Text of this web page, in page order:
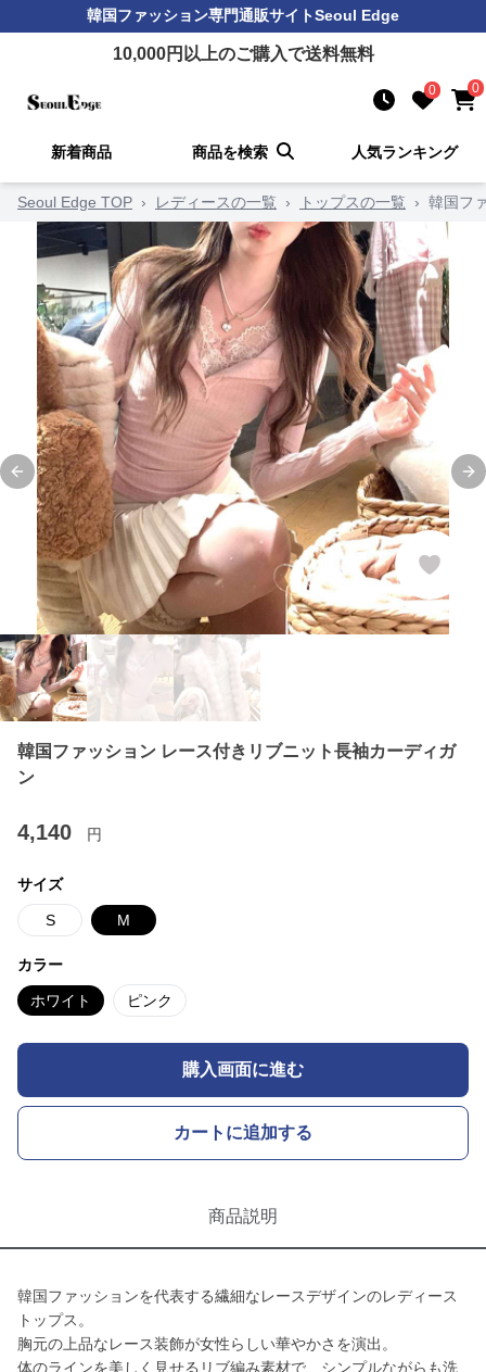
韓国ファッション専門通販サイトSeoul Edge
10,000円以上のご購入で送料無料
0 0
新着商品 商品を検索 人気ランキング
Seoul Edge TOP › レディースの一覧 › トップスの一覧 › 韓国フ
Previous slide
韓国ファッション レース付きリブニット長袖カーディガ
ン
4,140 円
サイズ
S M
カラー
ホワイト ピンク
購入画面に進む
カートに追加する
商品説明
韓国ファッションを代表する繊細なレースデザインのレディース
トップス。
胸元の上品なレース装飾が女性らしい華やかさを演出。
体のラインを美しく見せるリブ編み素材で、シンプルながらも洗